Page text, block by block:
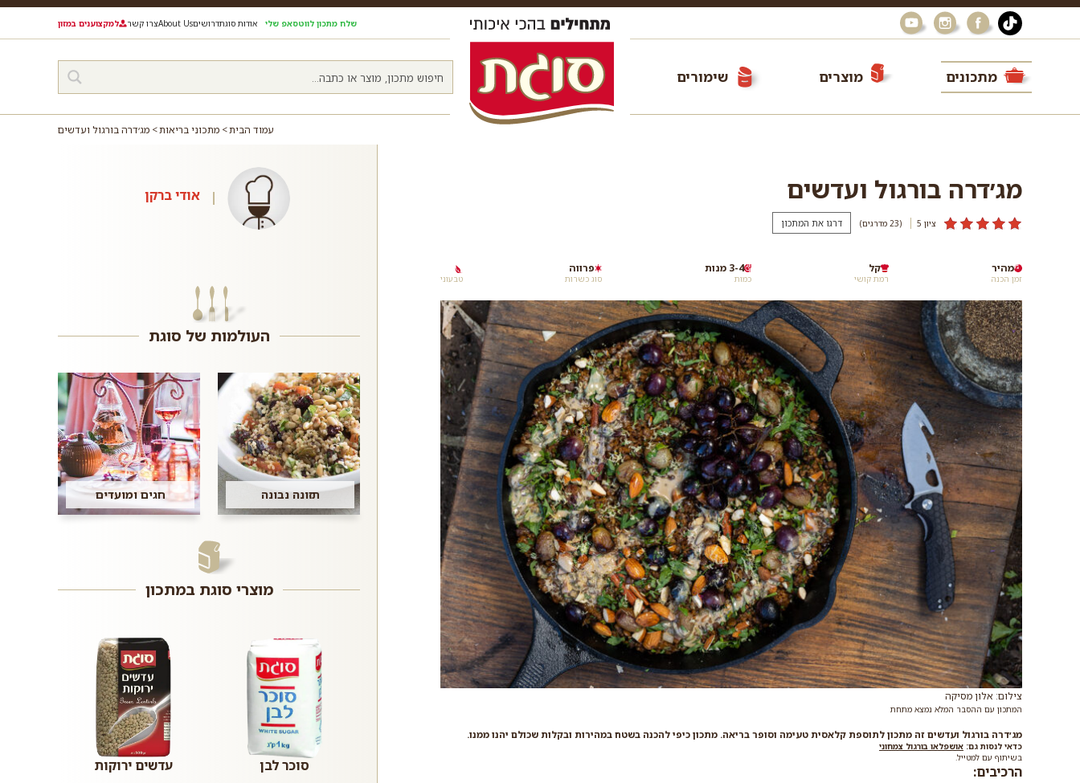
שלח מתכון לווטסאפ שלי אודות סוגתדרושיםAbout Usצרו קשר למקצוענים במזון
מתכונים מוצרים שימורים
עמוד הבית מתכוני בריאות מג׳דרה בורגול ועדשים
מג׳דרה בורגול ועדשים
ציון 5 (23 מדרגים) דרגו את המתכון
זמן הכנה
מהיר
רמת קושי
קל
כמות
3-4 מנות
סוג כשרות
פרווה
טבעוני
צילום: אלון מסיקה
המתכון עם ההסבר המלא נמצא מתחת
מג׳דרה בורגול ועדשים זה מתכון לתוספת קלאסית טעימה וסופר בריאה. מתכון כיפי להכנה בשטח במהירות ובקלות שכולם יהנו ממנו.
כדאי לנסות גם: אושפלאו בורגול צמחוני
בשיתוף עם למטייל.
הרכיבים:
אודי ברקן
העולמות של סוגת
תזונה נבונה חגים ומועדים
מוצרי סוגת במתכון
סוכר לבן עדשים ירוקות